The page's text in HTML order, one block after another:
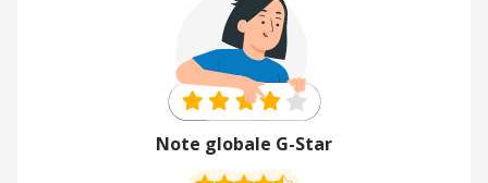
Note globale G-Star